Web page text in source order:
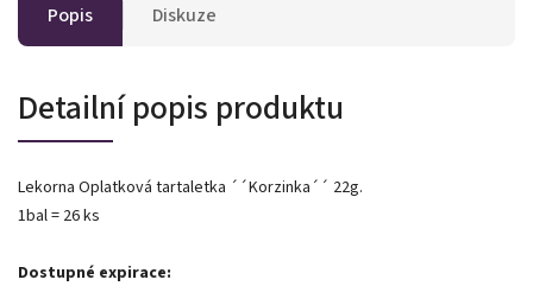
Popis Diskuze
Detailní popis produktu
Lekorna Oplatková tartaletka ´´Korzinka´´ 22g.
1bal = 26 ks
Dostupné expirace: